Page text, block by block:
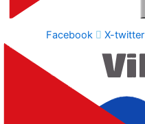
Facebook X-twitter